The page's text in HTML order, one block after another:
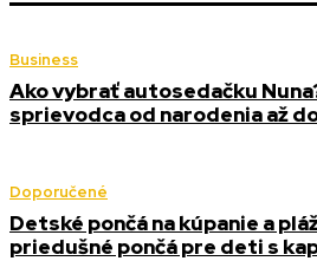
Business
Ako vybrať autosedačku
sprievodca od narodenia až
Doporučené
Detské pončá na kúpanie a
priedušné pončá pre deti s